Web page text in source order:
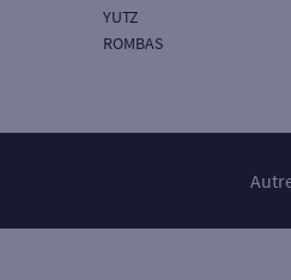
YUTZ
ROMBAS